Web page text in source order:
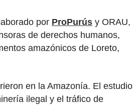
por ProPurús y ORAU,
de derechos humanos,
amazónicos de Loreto,
en la Amazonía. El estudio
ilegal y el tráfico de